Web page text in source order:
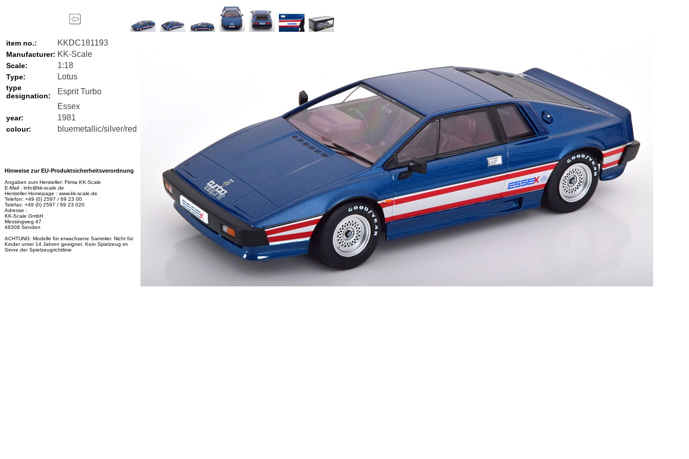
item no.: KKDC181193
Manufacturer: KK-Scale
Scale: 1:18
Type: Lotus
type
designation:
Esprit Turbo
Essex
year: 1981
colour: bluemetallic/silver/red
Hinweise zur EU-Produktsicherheitsverordnung
Angaben zum Hersteller: Firma KK-Scale
E-Mail : info@kk-scale.de
Hersteller Homepage : www.kk-scale.de
Telefon: +49 (0) 2597 / 69 23 00
Telefax: +49 (0) 2597 / 69 23 020
Adresse :
KK-Scale GmbH
Messingweg 47
48308 Senden
ACHTUNG: Modelle für erwachsene Sammler. Nicht für
Kinder unter 14 Jahren geeignet. Kein Spielzeug im
Sinne der Spielzeugrichtlinie